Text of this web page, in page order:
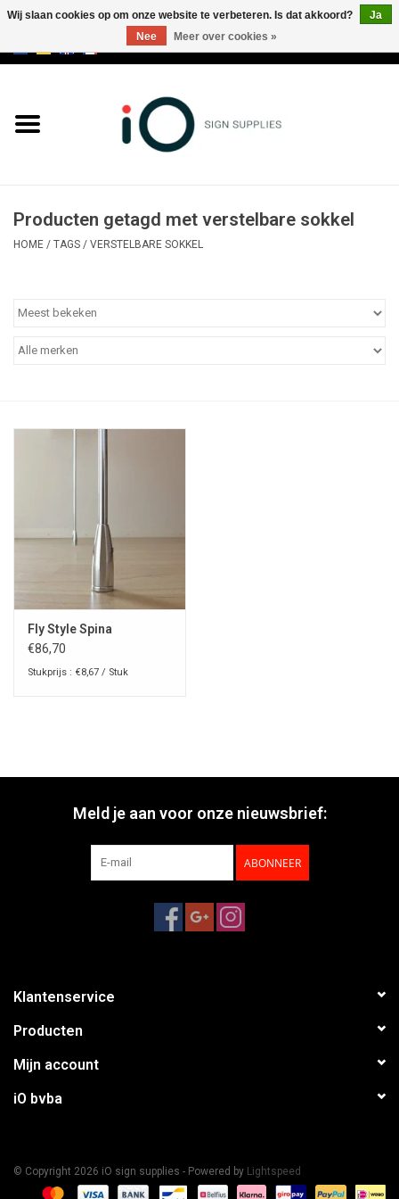
Merken
Producten getagd met verstelbare sokkel
HOME / TAGS / VERSTELBARE SOKKEL
Fly Style Spina
€86,70
Stukprijs : €8,67 / Stuk
Meld je aan voor onze nieuwsbrief:
ABONNEER
Klantenservice
Producten
Mijn account
iO bvba
© Copyright 2026 iO sign supplies - Powered by Lightspeed
Wij slaan cookies op om onze website te verbeteren. Is dat akkoord?
Ja
Nee
Meer over cookies »